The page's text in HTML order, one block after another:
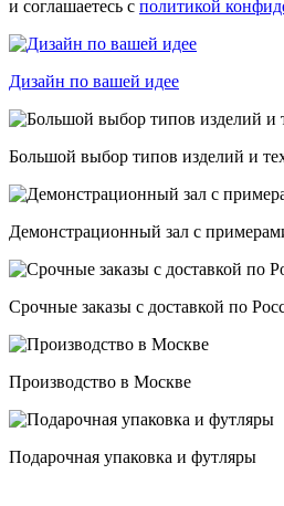
и соглашаетесь с политикой
Дизайн по вашей идее
Большой выбор типов изделий и
Демонстрационный зал с
Срочные заказы с доставкой по
Производство в Москве
Подарочная упаковка и футляры